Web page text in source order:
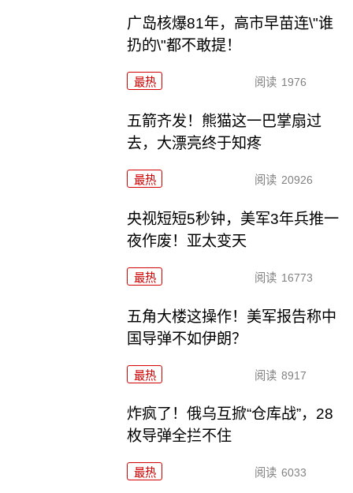
广岛核爆81年，高市早苗连\"谁
扔的\"都不敢提！
最热 阅读 1976
五箭齐发！熊猫这一巴掌扇过
去，大漂亮终于知疼
最热 阅读 20926
央视短短5秒钟，美军3年兵推一
夜作废！亚太变天
最热 阅读 16773
五角大楼这操作！美军报告称中
国导弹不如伊朗？
最热 阅读 8917
炸疯了！俄乌互掀“仓库战”，28
枚导弹全拦不住
最热 阅读 6033